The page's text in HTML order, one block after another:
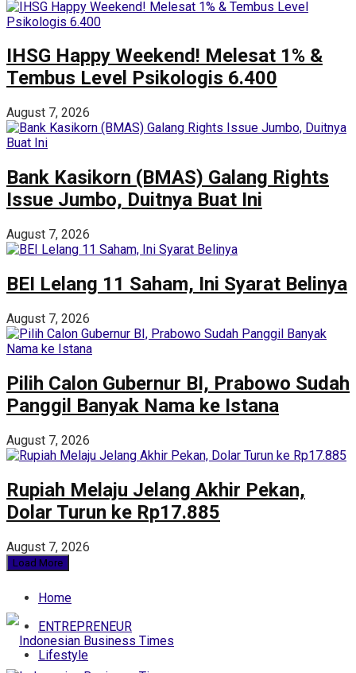
IHSG Happy Weekend! Melesat 1% &
Tembus Level Psikologis 6.400
August 7, 2026
Bank Kasikorn (BMAS) Galang Rights
Issue Jumbo, Duitnya Buat Ini
August 7, 2026
BEI Lelang 11 Saham, Ini Syarat Belinya
August 7, 2026
Pilih Calon Gubernur BI, Prabowo Sudah
Panggil Banyak Nama ke Istana
August 7, 2026
Rupiah Melaju Jelang Akhir Pekan,
Dolar Turun ke Rp17.885
August 7, 2026
Load More
Home
ENTREPRENEUR
Lifestyle